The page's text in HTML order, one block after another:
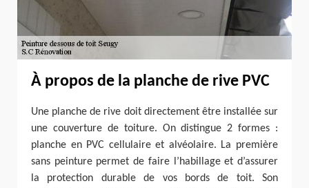
À propos de la planche de rive PVC
Une planche de rive doit directement être installée sur
une couverture de toiture. On distingue 2 formes :
planche en PVC cellulaire et alvéolaire. La première
sans peinture permet de faire l’habillage et d’assurer
la protection durable de vos bords de toit. Son